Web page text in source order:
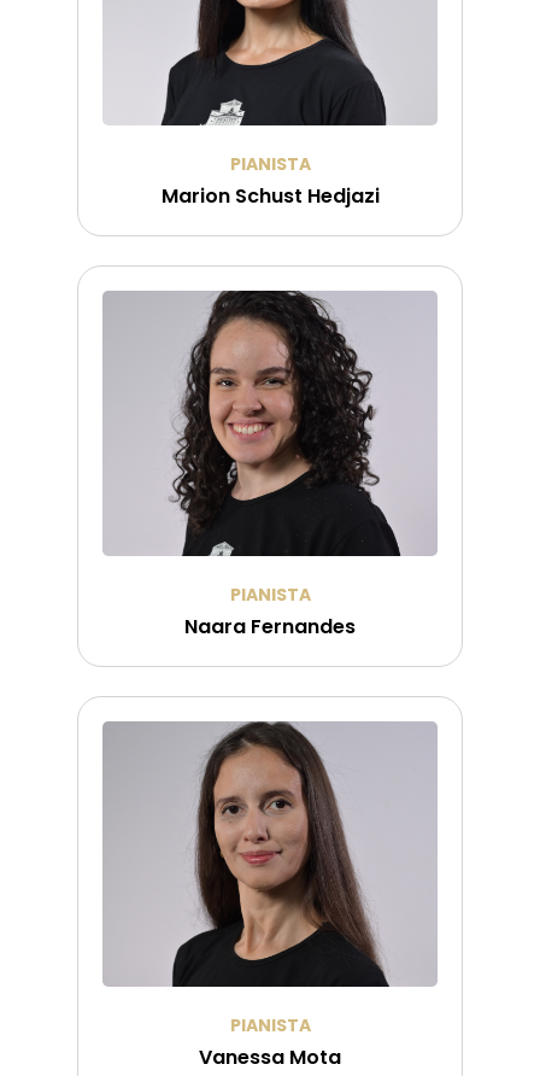
PIANISTA
Marion Schust Hedjazi
PIANISTA
Naara Fernandes
PIANISTA
Vanessa Mota